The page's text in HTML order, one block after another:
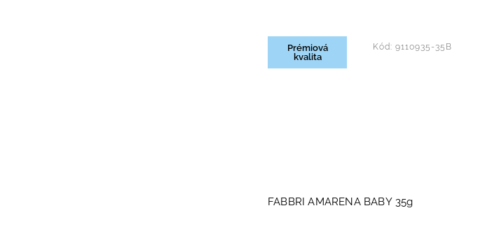
Prémiová
kvalita
FABBRI AMARENA BABY 35g
Kód: 9110935-35B